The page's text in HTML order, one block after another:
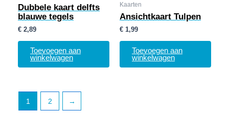
Dubbele kaart delfts
blauwe tegels
€ 2,89
Toevoegen aan
winkelwagen
Kaarten
Ansichtkaart Tulpen
€ 1,99
Toevoegen aan
winkelwagen
1 2 →